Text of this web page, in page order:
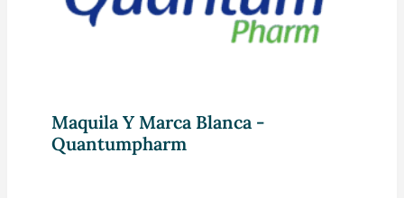
Maquila Y Marca Blanca -
Quantumpharm